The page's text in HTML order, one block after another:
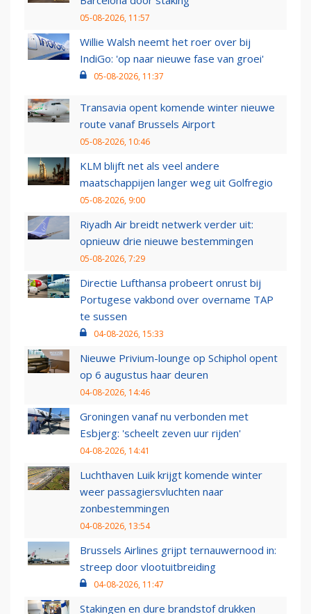
05-08-2026, 11:57
Willie Walsh neemt het roer over bij
IndiGo: 'op naar nieuwe fase van groei'
05-08-2026, 11:37
Transavia opent komende winter nieuwe
route vanaf Brussels Airport
05-08-2026, 10:46
KLM blijft net als veel andere
maatschappijen langer weg uit Golfregio
05-08-2026, 9:00
Riyadh Air breidt netwerk verder uit:
opnieuw drie nieuwe bestemmingen
05-08-2026, 7:29
Directie Lufthansa probeert onrust bij
Portugese vakbond over overname TAP
te sussen
04-08-2026, 15:33
Nieuwe Privium-lounge op Schiphol opent
op 6 augustus haar deuren
04-08-2026, 14:46
Groningen vanaf nu verbonden met
Esbjerg: 'scheelt zeven uur rijden'
04-08-2026, 14:41
Luchthaven Luik krijgt komende winter
weer passagiersvluchten naar
zonbestemmingen
04-08-2026, 13:54
Brussels Airlines grijpt ternauwernood in:
streep door vlootuitbreiding
04-08-2026, 11:47
Stakingen en dure brandstof drukken